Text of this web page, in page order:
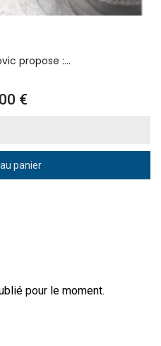
propose :...
€
panier
pour le moment.